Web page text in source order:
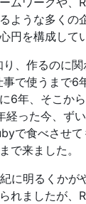
ような多くの
円を構成して
、作るのに
で使うまで6
6年、そこか
経った今、ず
で食べさせ
で来ました。
に明るくかが
れましたが、